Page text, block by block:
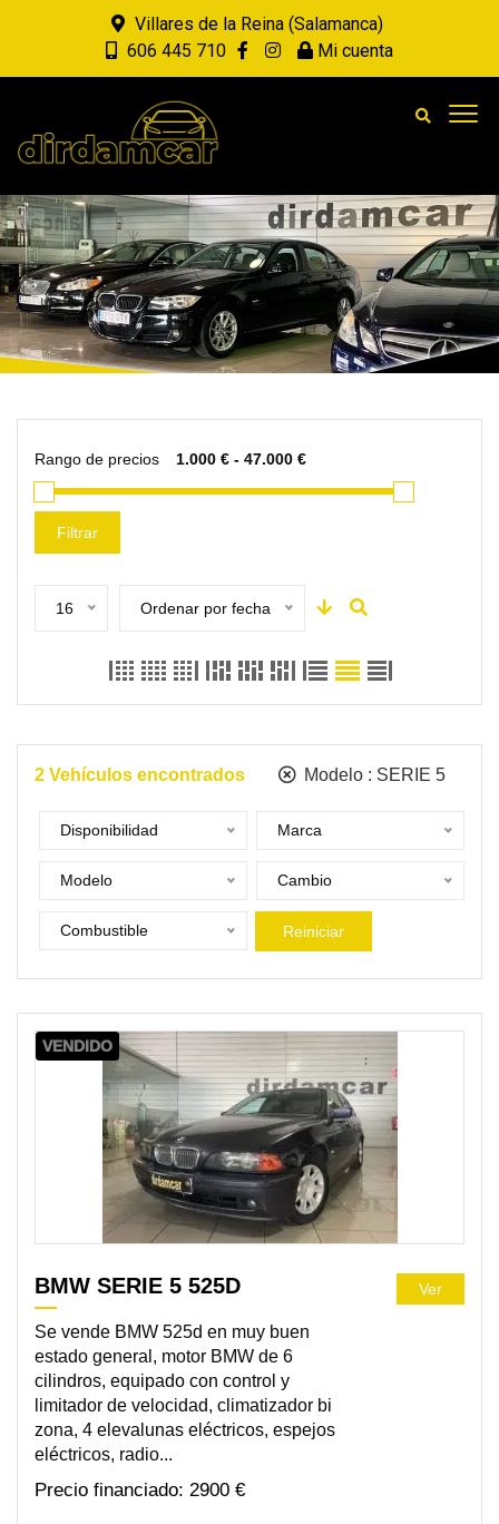
Villares de la Reina (Salamanca)
606 445 710
Mi cuenta
Rango de precios
Filtrar
16 Ordenar por fecha
2 Vehículos encontrados Modelo : SERIE 5
Disponibilidad Marca
Modelo Cambio
Combustible Reiniciar
VENDIDO
BMW SERIE 5 525D
Se vende BMW 525d en muy buen
estado general, motor BMW de 6
cilindros, equipado con control y
limitador de velocidad, climatizador bi
zona, 4 elevalunas eléctricos, espejos
eléctricos, radio...
2900 €
Ver